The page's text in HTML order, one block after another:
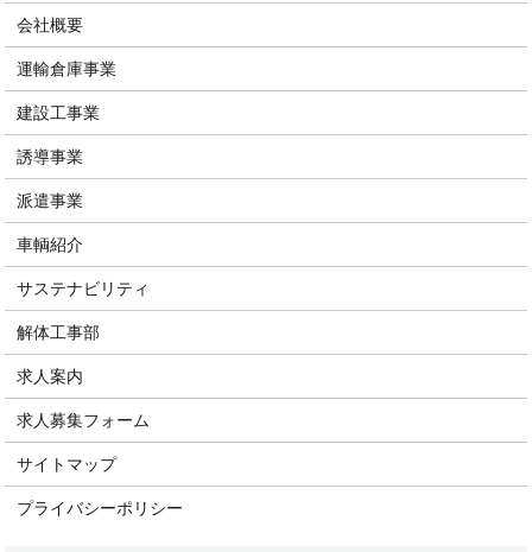
会社概要
運輸倉庫事業
建設工事業
誘導事業
派遣事業
車輌紹介
サステナビリティ
解体工事部
求人案内
求人募集フォーム
サイトマップ
プライバシーポリシー